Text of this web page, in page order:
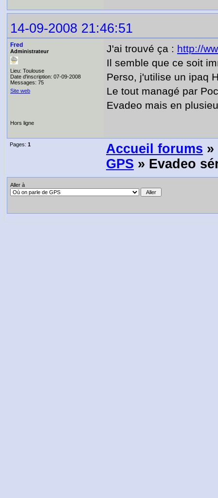
14-09-2008 21:46:51
Fred
Administrateur
Lieu: Toulouse
Date d'inscription: 07-09-2008
Messages: 75
Site web
J'ai trouvé ça : http://
Il semble que ce soit
Perso, j'utilise un ipaq
Le tout managé par
Evadeo mais en
Hors ligne
Pages: 1 Accueil forums »
GPS » Evadeo
Aller à